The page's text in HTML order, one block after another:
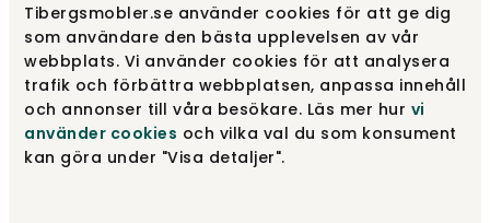
Tibergsmobler.se använder cookies för att ge dig
som användare den bästa upplevelsen av vår
webbplats. Vi använder cookies för att analysera
trafik och förbättra webbplatsen, anpassa innehåll
och annonser till våra besökare. Läs mer hur vi
använder cookies och vilka val du som konsument
kan göra under "Visa detaljer".